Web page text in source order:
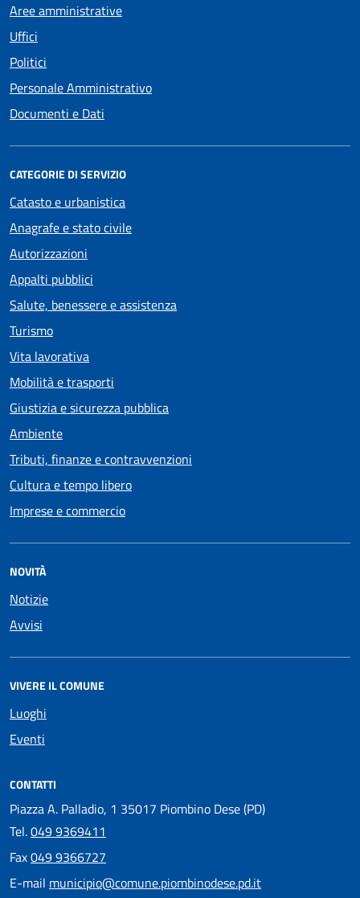
Aree amministrative
Uffici
Politici
Personale Amministrativo
Documenti e Dati
CATEGORIE DI SERVIZIO
Catasto e urbanistica
Anagrafe e stato civile
Autorizzazioni
Appalti pubblici
Salute, benessere e assistenza
Turismo
Vita lavorativa
Mobilità e trasporti
Giustizia e sicurezza pubblica
Ambiente
Tributi, finanze e contravvenzioni
Cultura e tempo libero
Imprese e commercio
NOVITÀ
Notizie
Avvisi
VIVERE IL COMUNE
Luoghi
Eventi
CONTATTI
Piazza A. Palladio, 1 35017 Piombino Dese (PD)
Tel.049 9369411
Fax049 9366727
E-mail municipio@comune.piombinodese.pd.it